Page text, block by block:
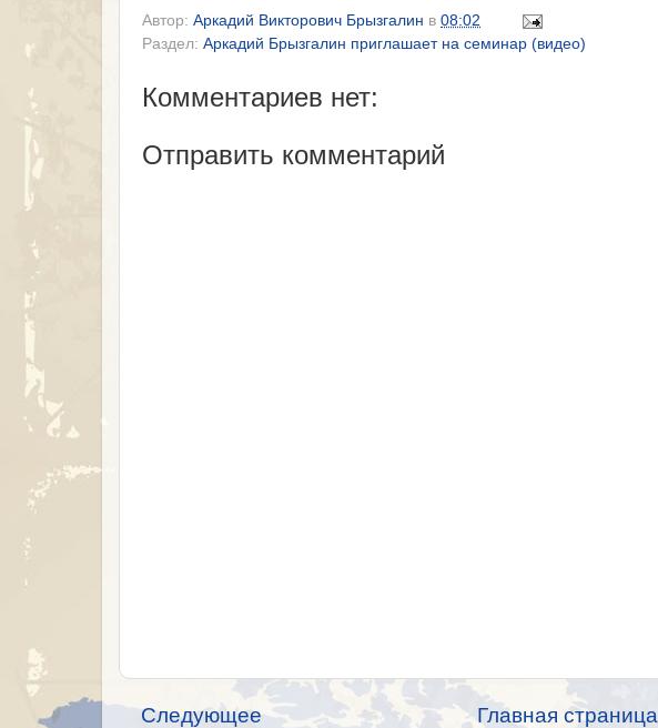
Автор: Аркадий Викторович Брызгалин в 08:02
Раздел: Аркадий Брызгалин приглашает на семинар (видео)
Комментариев нет:
Отправить комментарий
Следующее Главная страница